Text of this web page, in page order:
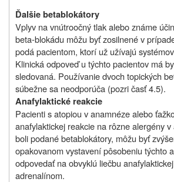
Ďalšie betablokátory
Vplyv na vnútroočný tlak alebo známe
beta-blokádu môžu byť zosilnené v
podá pacientom, ktorí už užívajú
Klinická odpoveď u týchto pacientov má
sledovaná. Používanie dvoch topických
súbežne sa neodporúča (pozri časť 4.5).
Anafylaktické reakcie
Pacienti s atopiou v anamnéze alebo
anafylaktickej reakcie na rôzne alergény
boli podané betablokátory, môžu byť
opakovanom vystavení pôsobeniu týchto
odpovedať na obvyklú liečbu
adrenalínom.